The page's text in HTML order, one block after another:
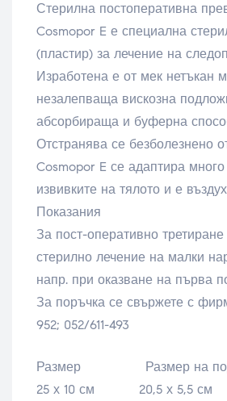
Стерилна постоперативна
Cosmopor E е специална
(пластир) за лечение на
Изработена е от мек нетъкан
незалепваща вискозна
абсорбираща и буферна
Отстранява се безболезнено
Cosmopor E се адаптира
извивките на тялото и е
Показания
За пост-оперативно
стерилно лечение на малки
напр. при оказване на първа
За поръчка се свържете с
952; 052/611-493
Размер Размер на
25 х 10 см 20,5 х 5,5 см